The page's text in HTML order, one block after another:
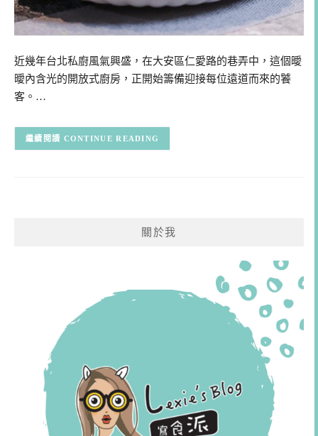
近幾年台北私廚風氣興盛，在大安區仁愛路的巷弄中，這個曖
曖內含光的開放式廚房，正開始籌備迎接每位遠道而來的饕
客。…
CONTINUE READING
關於我